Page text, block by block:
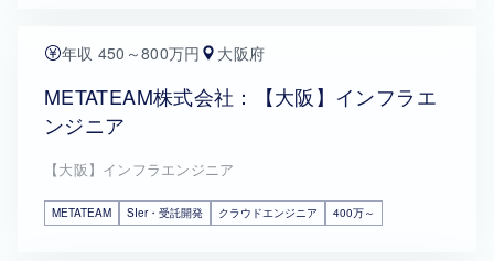
年収 450～800万円 大阪府
METATEAM株式会社：【大阪】インフラエ
ンジニア
【大阪】インフラエンジニア
METATEAM SIer・受託開発 クラウドエンジニア 400万～